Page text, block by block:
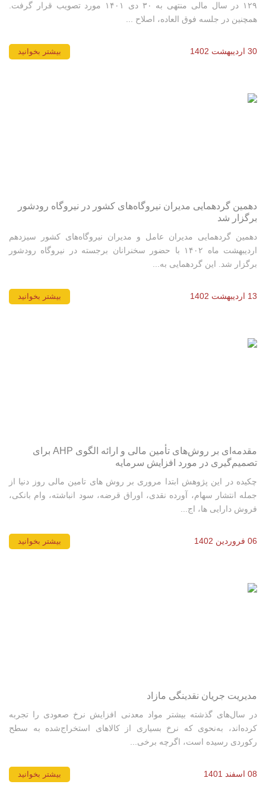
۱۲۹ در سال مالی منتهی به ۳۰ دی ۱۴۰۱ مورد تصویب قرار گرفت.
همچنین در جلسه فوق العاده، اصلاح ...
30 اردیبهشت 1402 بیشتر بخوانید
دهمین گردهمایی مدیران نیروگاه‌های کشور در نیروگاه رودشور
برگزار شد
دهمین گردهمایی مدیران عامل و مدیران نیروگاه‌‌‌های کشور سیزدهم
اردیبهشت ماه ۱۴۰۲ با حضور سخنرانان برجسته در نیروگاه رودشور
برگزار شد. این گردهمایی به‌‌...
13 اردیبهشت 1402 بیشتر بخوانید
مقدمه‌ای بر روش‌های تأمین مالی و ارائه الگوی AHP برای
تصمیم‌گیری در مورد افزایش سرمایه
چکیده در این پژوهش ابتدا مروری بر روش های تامین مالی روز دنیا از
جمله انتشار سهام، آورده نقدی، اوراق قرضه، سود انباشته، وام بانکی،
فروش دارایی ها، اج...
06 فروردین 1402 بیشتر بخوانید
مدیریت جریان نقدینگی مازاد
در سال‌های گذشته بیشتر مواد معدنی افزایش نرخ صعودی را تجربه
کرده‌اند، به‌نحوی که نرخ بسیاری از کالاهای استخراج‌شده به سطح
رکوردی رسیده است، اگرچه برخی...
08 اسفند 1401 بیشتر بخوانید